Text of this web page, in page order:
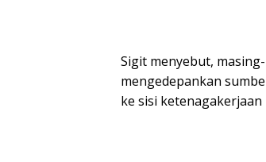
Sigit menyebut,
mengedepankan
ke sisi